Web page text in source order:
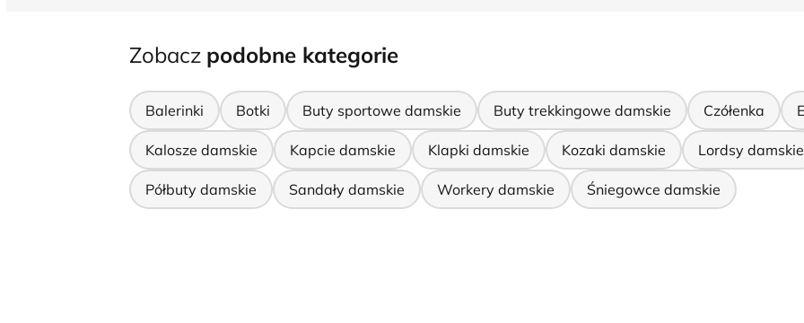
Zobacz podobne kategorie
Balerinki Botki Buty sportowe damskie Buty trekkingowe damskie Czółenka
Kalosze damskie Kapcie damskie Klapki damskie Kozaki damskie Lordsy damskie
Półbuty damskie Sandały damskie Workery damskie Śniegowce damskie